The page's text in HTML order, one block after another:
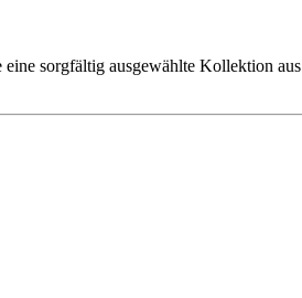
eine sorgfältig ausgewählte Kollektion aus